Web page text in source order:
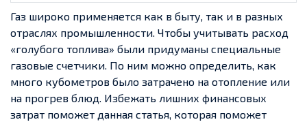
Газ широко применяется как в быту, так и в разных
отраслях промышленности. Чтобы учитывать расход
«голубого топлива» были придуманы специальные
газовые счетчики. По ним можно определить, как
много кубометров было затрачено на отопление или
на прогрев блюд. Избежать лишних финансовых
затрат поможет данная статья, которая поможет